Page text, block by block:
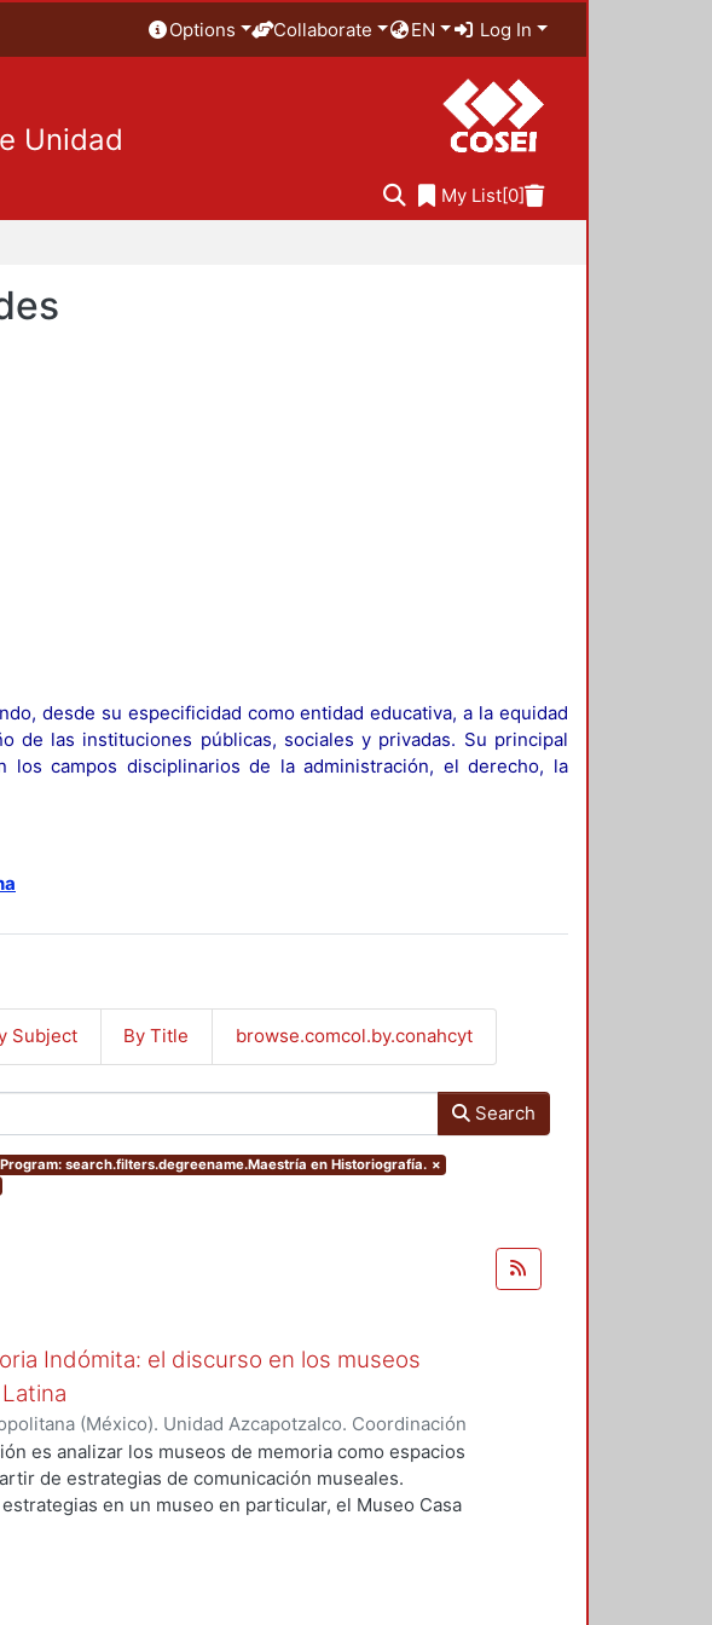
Options Collaborate EN Log In
Unidad
My List[0]
desde su especificidad como entidad educativa, a la equidad
de las instituciones públicas, sociales y privadas. Su principal
campos disciplinarios de la administración, el derecho, la
Subject By Title browse.comcol.by.conahcyt
Search
Program: search.filters.degreename.Maestría en Historiografía. ×
Indómita: el discurso en los museos
(México). Unidad Azcapotzalco. Coordinación
2019-11)Jaso, Jimena
es analizar los museos de memoria como espacios
de estrategias de comunicación museales.
en un museo en particular, el Museo Casa